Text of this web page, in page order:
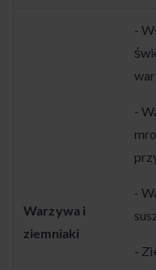
Warzywa i
ziemniaki
-
-
-
-